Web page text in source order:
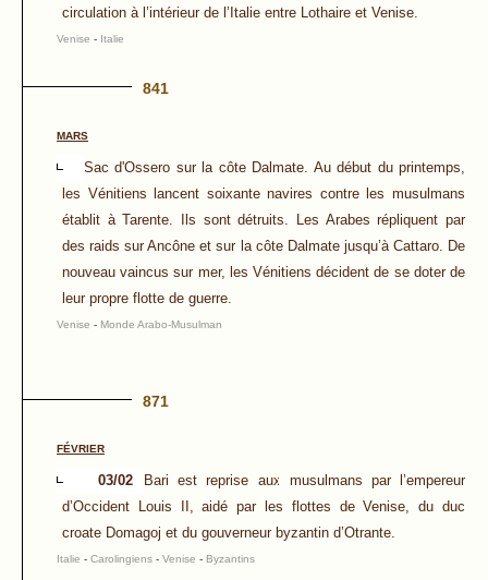
circulation à l’intérieur de l’Italie entre Lothaire et Venise.
Venise - Italie
841
MARS
Sac d'Ossero sur la côte Dalmate. Au début du printemps,
les Vénitiens lancent soixante navires contre les musulmans
établit à Tarente. Ils sont détruits. Les Arabes répliquent par
des raids sur Ancône et sur la côte Dalmate jusqu’à Cattaro. De
nouveau vaincus sur mer, les Vénitiens décident de se doter de
leur propre flotte de guerre.
Venise - Monde Arabo-Musulman
871
FÉVRIER
03/02
Bari est reprise aux musulmans par l’empereur
d’Occident Louis II, aidé par les flottes de Venise, du duc
croate Domagoj et du gouverneur byzantin d’Otrante.
Italie - Carolingiens - Venise - Byzantins